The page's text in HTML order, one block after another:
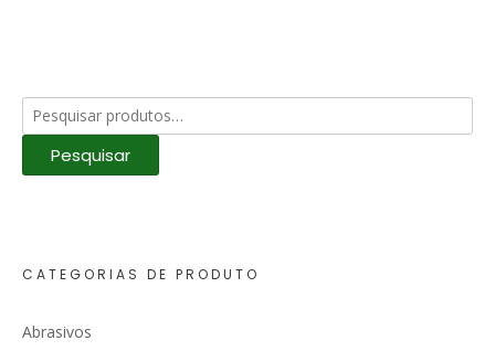
Pesquisar
por:
Pesquisar
CATEGORIAS DE PRODUTO
Abrasivos